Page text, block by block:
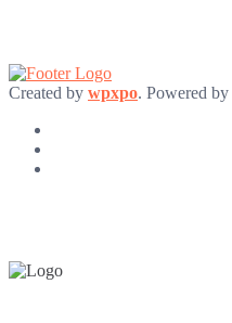
Created by wpxpo. Powered by